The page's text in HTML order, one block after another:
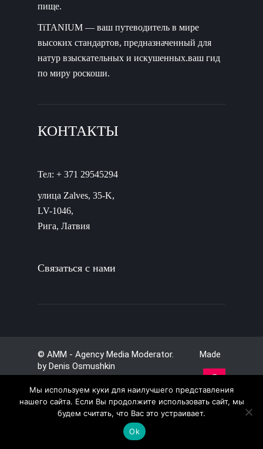
пище.
TiTANIUM — ваш путеводитель в мире
высоких стандартов, предназначенный для
натур взыскательных и искушенных.ваш гид
по миру роскоши.
КОНТАКТЫ
Тел: + 371 29545294
улица Zalves, 35-K,
LV-1046,
Рига, Латвия
Связаться с нами
© AMM - Agency Media Moderator. Made
byDenis Osmushkin
Мы используем куки для наилучшего представления
нашего сайта. Если Вы продолжите использовать сайт, мы
будем считать, что Вас это устраивает.
Ok